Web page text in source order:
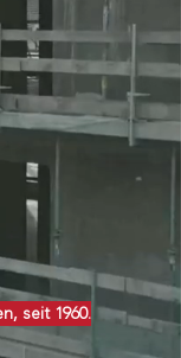
seit 1960.